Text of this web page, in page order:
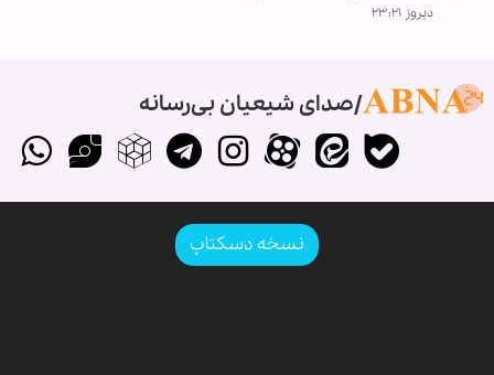
دیروز ۲۳:۲۱
صدای شیعیان بی‌رسانه
نسخه دسکتاپ